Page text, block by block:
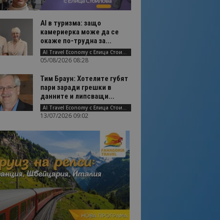
AI в туризма: защо
камериерка може да се
окаже по-трудна за...
AI Travel Economy с Елица Стоилова
05/08/2026 08:28
Тим Браун: Хотелите губят
пари заради грешки в
данните и липсващи...
AI Travel Economy с Елица Стоилова
13/07/2026 09:02